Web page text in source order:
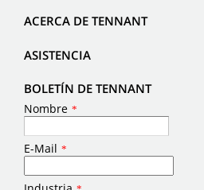
ACERCA DE TENNANT
ASISTENCIA
BOLETÍN DE TENNANT